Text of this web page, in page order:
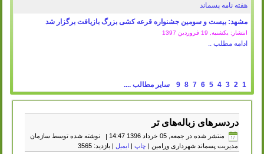
هفته نامه پسماند
مشهد: بیست و سومین جشنواره قرعه کشی بزرگ بازیافت برگزار شد
انتشار: یکشنبه, 19 فروردين 1397
ادامه مطلب ..
1
2
3
4
5
6
7
8
9 سایر مطالب ....
دردسرهای زباله‌های تر
منتشر شده در جمعه, 05 خرداد 1396 14:47 |
نوشته شده توسط سازمان
مدیریت پسماند شهرداری ورامین | چاپ | ایمیل | بازدید: 3565